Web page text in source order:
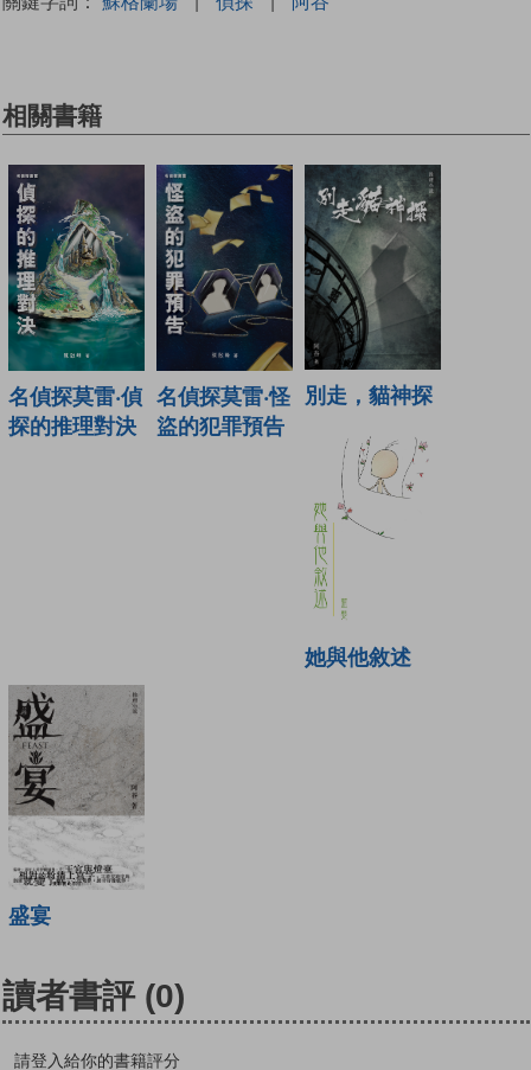
相關書籍
名偵探莫雷‧偵
探的推理對決
名偵探莫雷‧怪
盜的犯罪預告
別走，貓神探
她與他敘述
盛宴
讀者書評 (0)
請登入給你的書籍評分